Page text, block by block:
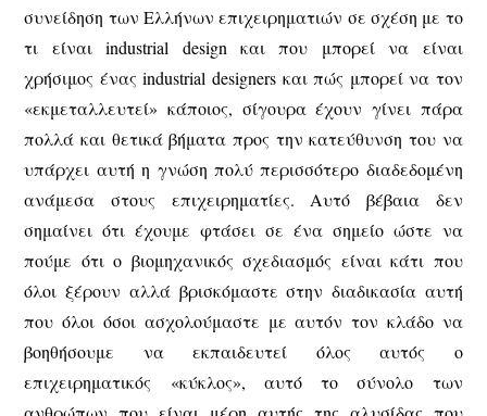
συνείδηση των Ελλήνων επιχειρηματιών σε σχέση με το
τι είναι industrial design και που μπορεί να είναι
χρήσιμος ένας industrial designers και πώς μπορεί να τον
«εκμεταλλευτεί» κάποιος, σίγουρα έχουν γίνει πάρα
πολλά και θετικά βήματα προς την κατεύθυνση του να
υπάρχει αυτή η γνώση πολύ περισσότερο διαδεδομένη
ανάμεσα στους επιχειρηματίες. Αυτό βέβαια δεν
σημαίνει ότι έχουμε φτάσει σε ένα σημείο ώστε να
πούμε ότι ο βιομηχανικός σχεδιασμός είναι κάτι που
όλοι ξέρουν αλλά βρισκόμαστε στην διαδικασία αυτή
που όλοι όσοι ασχολούμαστε με αυτόν τον κλάδο να
βοηθήσουμε να εκπαιδευτεί όλος αυτός ο
επιχειρηματικός «κύκλος», αυτό το σύνολο των